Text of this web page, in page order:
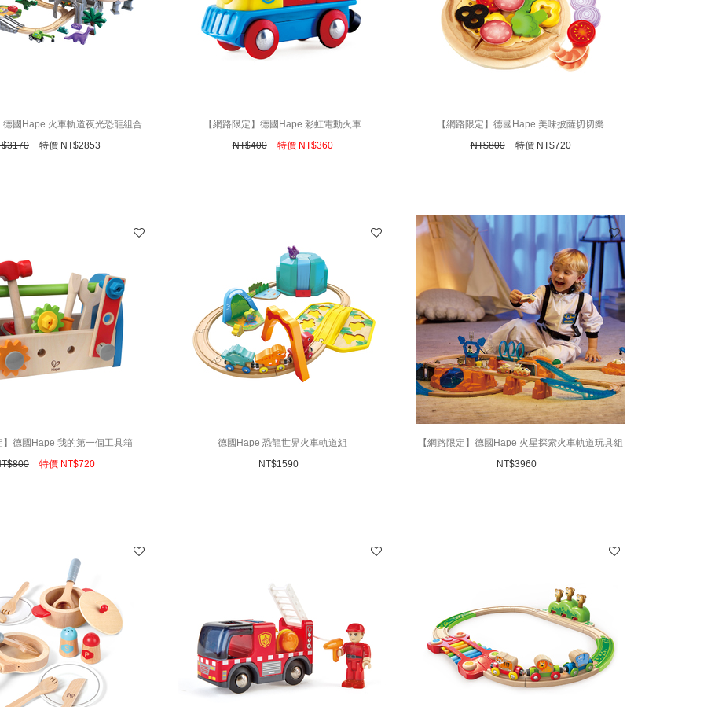
德國Hape 火車軌道夜光恐龍組合
3170 特價NT$2853
【網路限定】德國Hape 彩虹電動火車
NT$400 特價NT$360
【網路限定】德國Hape 美味披薩切切樂
NT$800 特價NT$720
】德國Hape 我的第一個工具箱
800 特價NT$720
德國Hape 恐龍世界火車軌道組
NT$1590
【網路限定】德國Hape 火星探索火車軌道玩具組
NT$3960